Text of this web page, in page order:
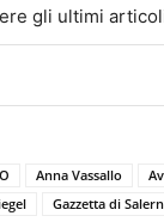
gli ultimi
Anna Vassallo
Gazzetta di